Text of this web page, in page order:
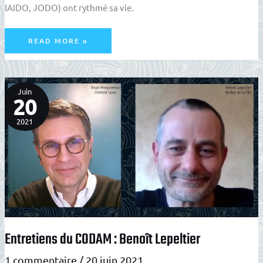
IAIDO, JODO) ont rythmé sa vie.
ENTRETIENS
DU
CODAM
:
DOMINIQUE
PIERRE
READ MORE »
Juin
20
2021
Entretiens du CODAM : Benoît Lepeltier
1 commentaire /20 juin 2021